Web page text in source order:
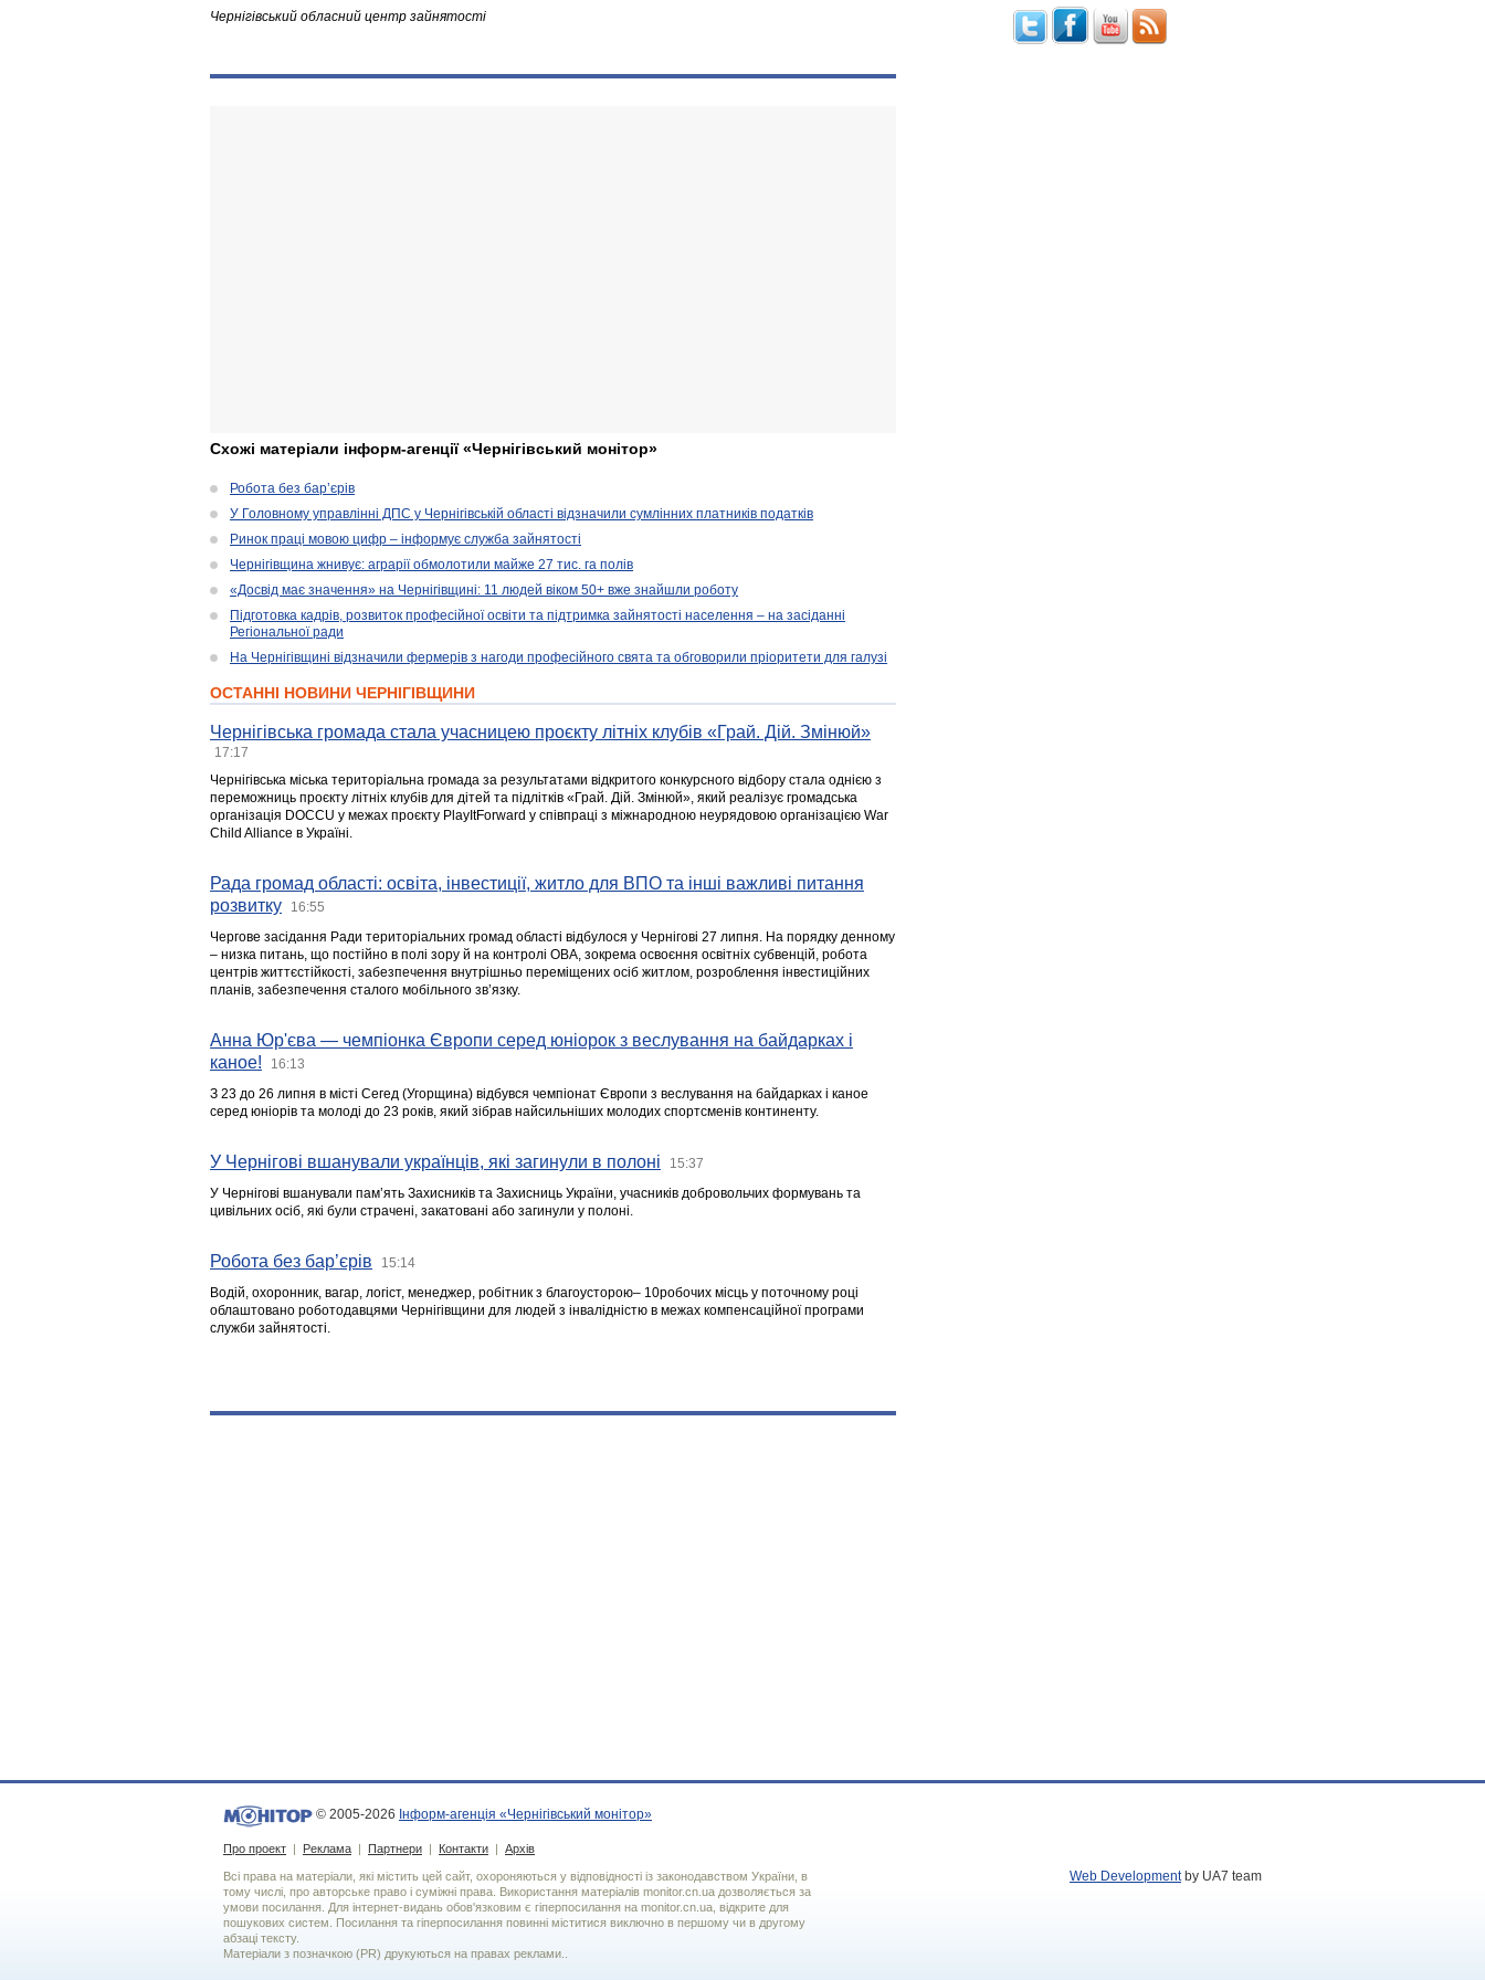
Чернігівський обласний центр зайнятості
Схожі матеріали інформ-агенції «Чернігівський монітор»
Робота без бар’єрів
У Головному управлінні ДПС у Чернігівській області відзначили сумлінних платників податків
Ринок праці мовою цифр – інформує служба зайнятості
Чернігівщина жнивує: аграрії обмолотили майже 27 тис. га полів
«Досвід має значення» на Чернігівщині: 11 людей віком 50+ вже знайшли роботу
Підготовка кадрів, розвиток професійної освіти та підтримка зайнятості населення – на засіданні
Регіональної ради
На Чернігівщині відзначили фермерів з нагоди професійного свята та обговорили пріоритети для галузі
ОСТАННІ НОВИНИ ЧЕРНІГІВЩИНИ
Чернігівська громада стала учасницею проєкту літніх клубів «Грай. Дій. Змінюй»
17:17
Чернігівська міська територіальна громада за результатами відкритого конкурсного відбору стала однією з
переможниць проєкту літніх клубів для дітей та підлітків «Грай. Дій. Змінюй», який реалізує громадська
організація DOCCU у межах проєкту PlayItForward у співпраці з міжнародною неурядовою організацією War
Child Alliance в Україні.
Рада громад області: освіта, інвестиції, житло для ВПО та інші важливі питання
розвитку
16:55
Чергове засідання Ради територіальних громад області відбулося у Чернігові 27 липня. На порядку денному
– низка питань, що постійно в полі зору й на контролі ОВА, зокрема освоєння освітніх субвенцій, робота
центрів життєстійкості, забезпечення внутрішньо переміщених осіб житлом, розроблення інвестиційних
планів, забезпечення сталого мобільного зв’язку.
Анна Юр'єва — чемпіонка Європи серед юніорок з веслування на байдарках і
каное!
16:13
З 23 до 26 липня в місті Сегед (Угорщина) відбувся чемпіонат Європи з веслування на байдарках і каное
серед юніорів та молоді до 23 років, який зібрав найсильніших молодих спортсменів континенту.
У Чернігові вшанували українців, які загинули в полоні 15:37
У Чернігові вшанували пам’ять Захисників та Захисниць України, учасників добровольчих формувань та
цивільних осіб, які були страчені, закатовані або загинули у полоні.
Робота без бар’єрів 15:14
Водій, охоронник, вагар, логіст, менеджер, робітник з благоусторою– 10робочих місць у поточному році
облаштовано роботодавцями Чернігівщини для людей з інвалідністю в межах компенсаційної програми
служби зайнятості.
© 2005-2026 Інформ-агенція «Чернігівський монітор»
Про проект | Реклама | Партнери | Контакти | Архів
Всі права на матеріали, які містить цей сайт, охороняються у відповідності із законодавством України, в
тому числі, про авторське право і суміжні права. Використання матерiалiв monitor.cn.ua дозволяється за
умови посилання. Для iнтернет-видань обов'язковим є гiперпосилання на monitor.cn.ua, відкрите для
пошукових систем. Посилання та гіперпосилання повинні міститися виключно в першому чи в другому
абзаці тексту.
Матеріали з позначкою (PR) друкуються на правах реклами..
Web Developmentby UA7 team